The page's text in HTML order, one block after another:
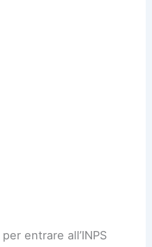
entrare all’INPS